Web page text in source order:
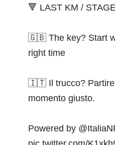
🔻 LAST KM /
🇬🇧 The key? Start
right time
🇮🇹 Il trucco? Partire
momento giusto.
Powered by